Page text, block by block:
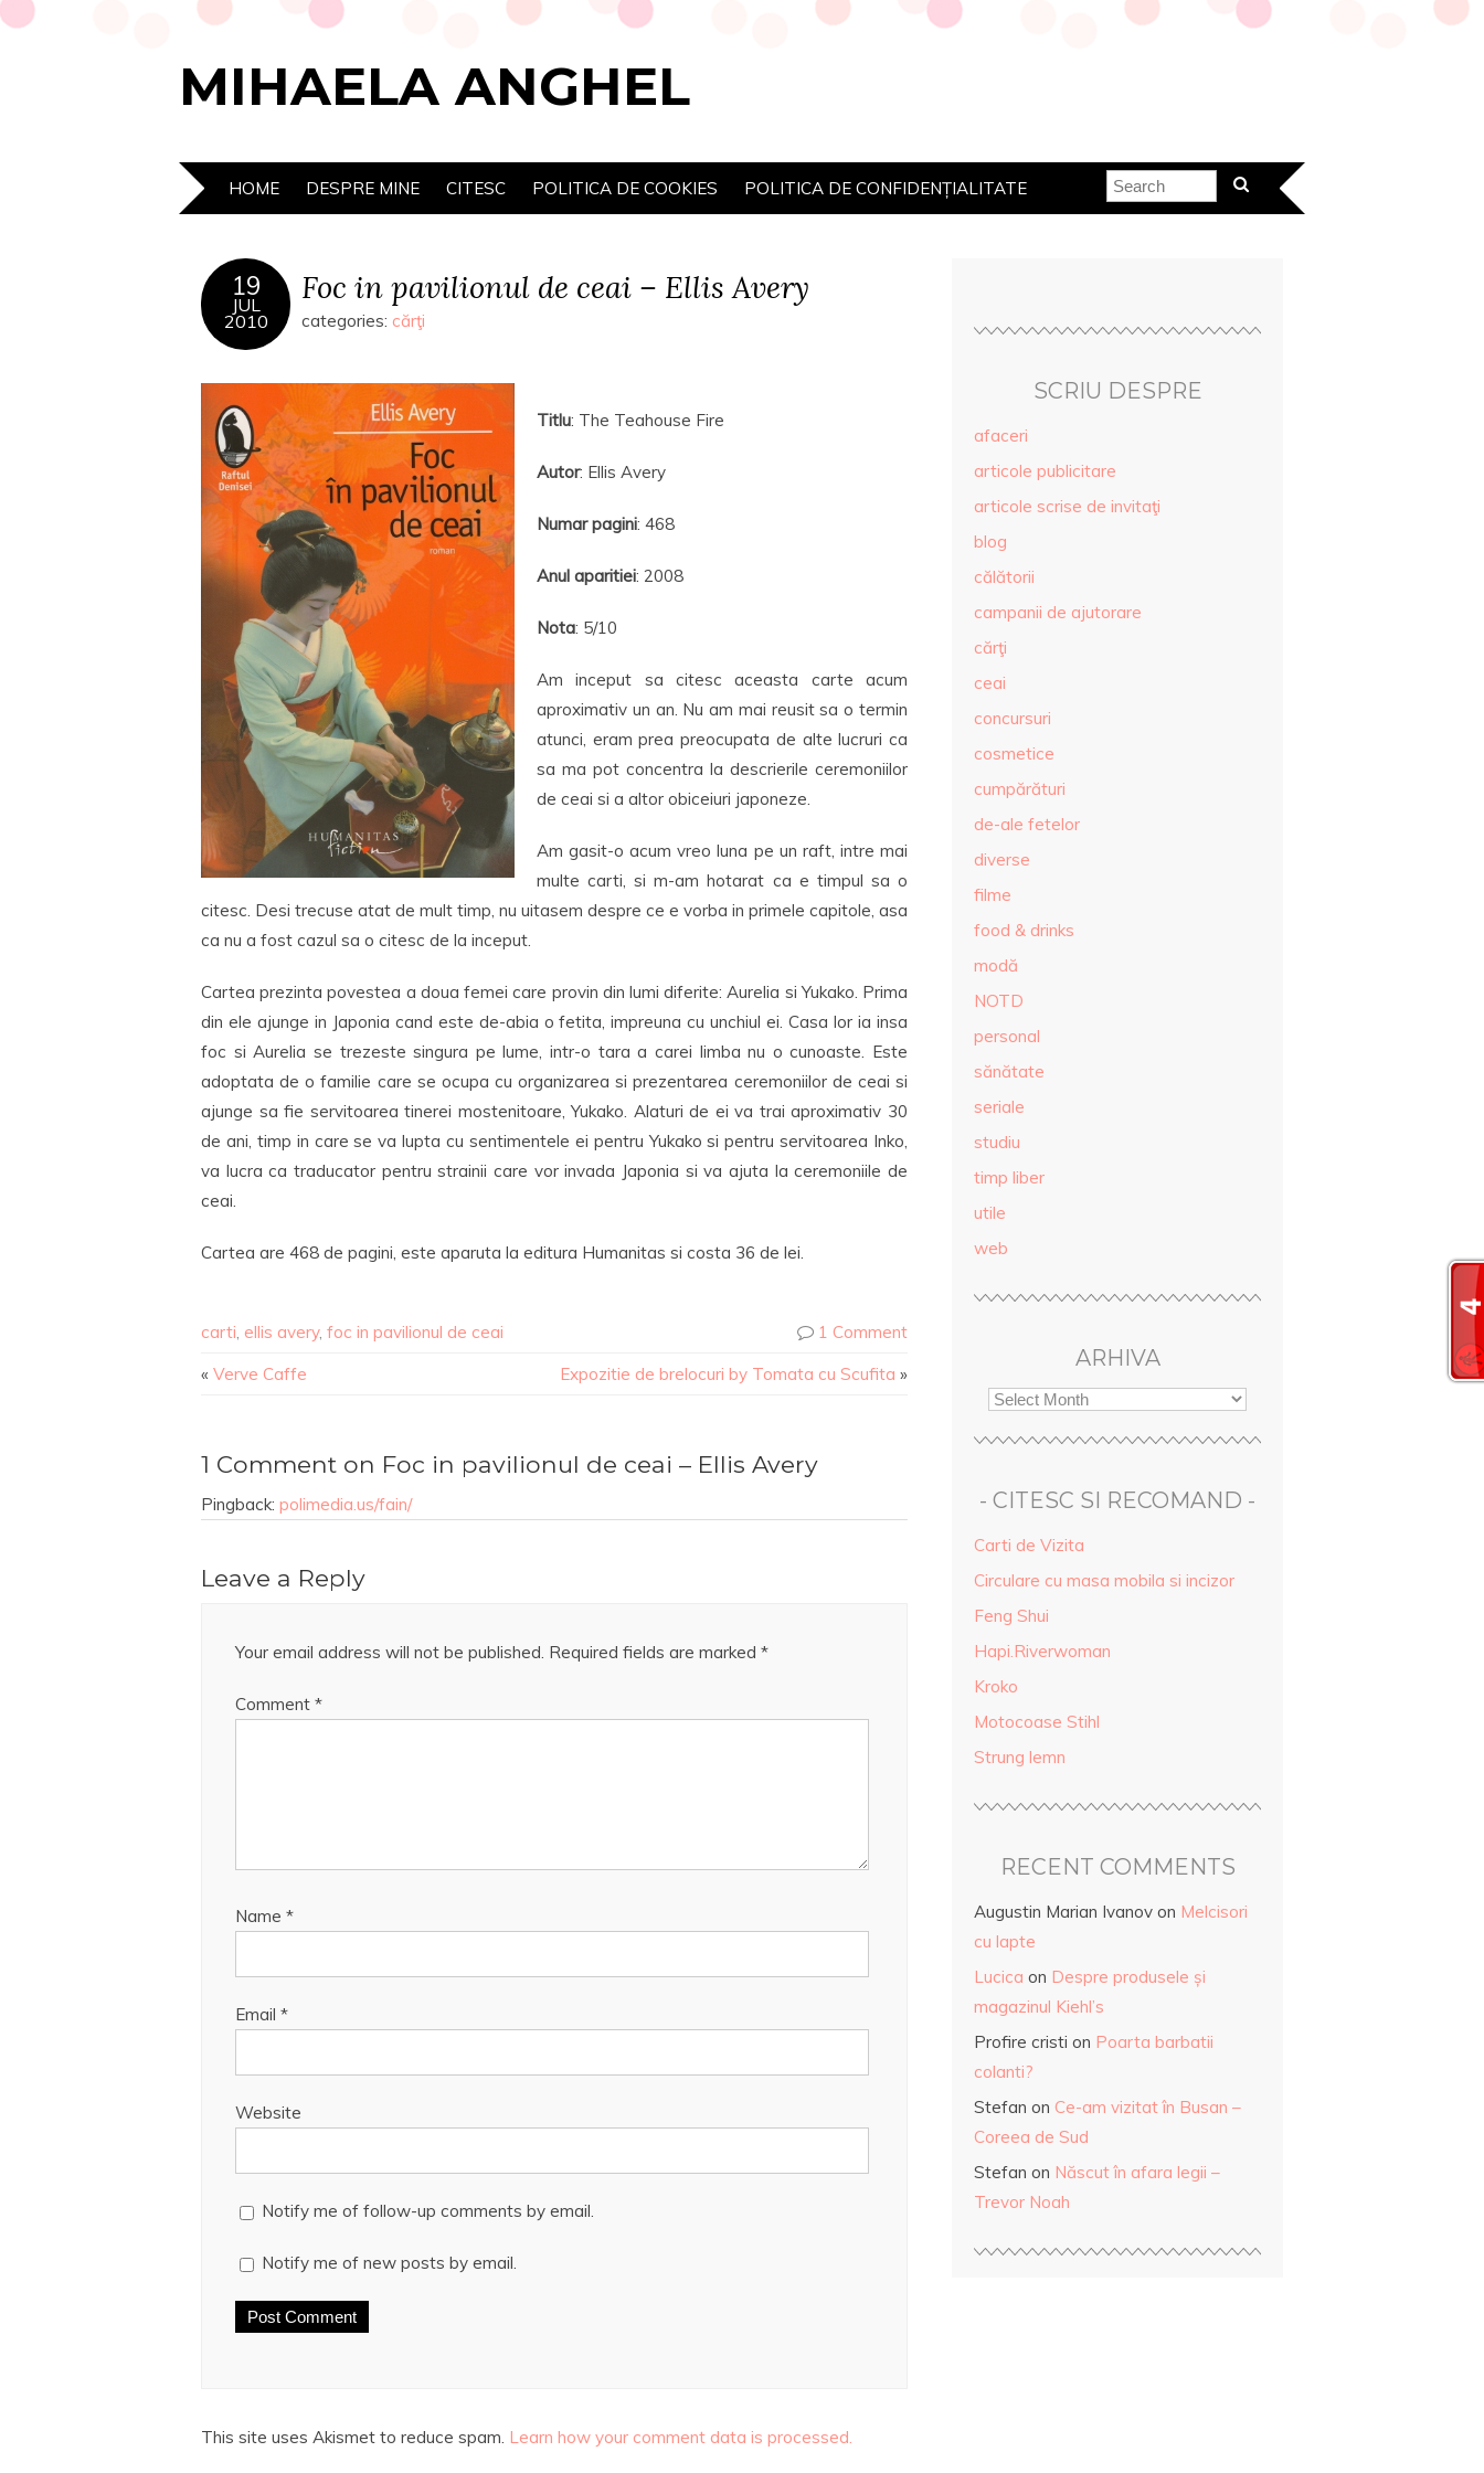
MIHAELA ANGHEL
HOME DESPRE MINE CITESC POLITICA DE COOKIES POLITICA DE CONFIDENȚIALITATE
19
JUL
2010
Foc in pavilionul de ceai – Ellis Avery
categories: cărţi
Titlu: The Teahouse Fire
Autor: Ellis Avery
Numar pagini: 468
Anul aparitiei: 2008
Nota: 5/10
Am inceput sa citesc aceasta carte acum
aproximativ un an. Nu am mai reusit sa o termin
atunci, eram prea preocupata de alte lucruri ca
sa ma pot concentra la descrierile ceremoniilor
de ceai si a altor obiceiuri japoneze.
Am gasit-o acum vreo luna pe un raft, intre mai
multe carti, si m-am hotarat ca e timpul sa o
citesc. Desi trecuse atat de mult timp, nu uitasem despre ce e vorba in primele capitole, asa
ca nu a fost cazul sa o citesc de la inceput.
Cartea prezinta povestea a doua femei care provin din lumi diferite: Aurelia si Yukako. Prima
din ele ajunge in Japonia cand este de-abia o fetita, impreuna cu unchiul ei.Casa lor ia insa
foc si Aurelia se trezeste singura pe lume, intr-o tara a carei limba nu o cunoaste. Este
adoptata de o familie care se ocupa cu organizarea si prezentarea ceremoniilor de ceai si
ajunge sa fie servitoarea tinerei mostenitoare, Yukako. Alaturi de ei va trai aproximativ 30
de ani, timp in care se va lupta cu sentimentele ei pentru Yukako si pentru servitoarea Inko,
va lucra ca traducator pentru strainii care vor invada Japonia si va ajuta la ceremoniile de
ceai.
Cartea are 468 de pagini, este aparuta la editura Humanitas si costa 36 de lei.
carti, ellis avery, foc in pavilionul de ceai
1 Comment
« Verve Caffe Expozitie de brelocuri by Tomata cu Scufita »
1 Comment on Foc in pavilionul de ceai – Ellis Avery
Pingback: polimedia.us/fain/
Leave a Reply
Your email address will not be published. Required fields are marked *
Comment *
Name *
Email *
Website
Notify me of follow-up comments by email.
Notify me of new posts by email.
This site uses Akismet to reduce spam. Learn how your comment data is processed.
SCRIU DESPRE
afaceri
articole publicitare
articole scrise de invitaţi
blog
călătorii
campanii de ajutorare
cărţi
ceai
concursuri
cosmetice
cumpărături
de-ale fetelor
diverse
filme
food & drinks
modă
NOTD
personal
sănătate
seriale
studiu
timp liber
utile
web
ARHIVA
- CITESC SI RECOMAND -
Carti de Vizita
Circulare cu masa mobila si incizor
Feng Shui
Hapi.Riverwoman
Kroko
Motocoase Stihl
Strung lemn
RECENT COMMENTS
Augustin Marian Ivanov on Melcisori
cu lapte
Lucica on Despre produsele și
magazinul Kiehl’s
Profire cristi on Poarta barbatii
colanti?
Stefan on Ce-am vizitat în Busan –
Coreea de Sud
Stefan on Născut în afara legii –
Trevor Noah